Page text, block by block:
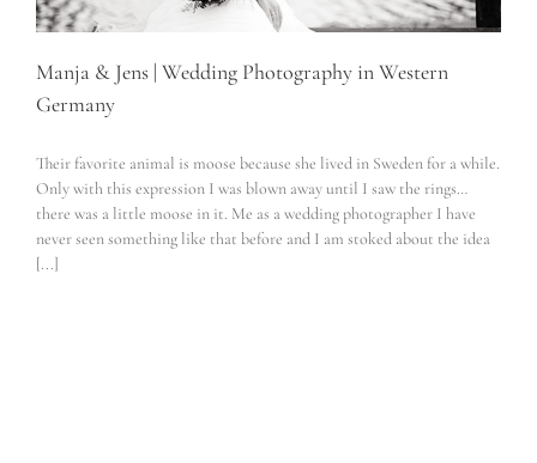
Manja & Jens | Wedding Photography in Western
Germany
Their favorite animal is moose because she lived in Sweden for a while.
Only with this expression I was blown away until I saw the rings…
there was a little moose in it. Me as a wedding photographer I have
never seen something like that before and I am stoked about the idea
[...]